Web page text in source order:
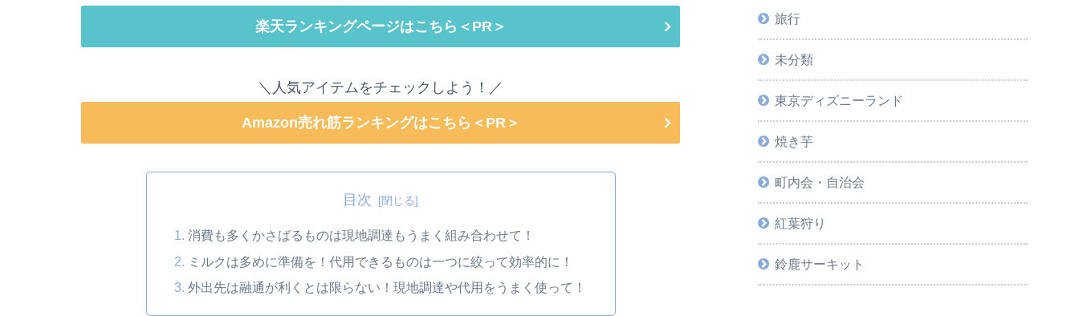
楽天ランキングページはこちら＜PR＞
＼人気アイテムをチェックしよう！／
Amazon売れ筋ランキングはこちら＜PR＞
目次
消費も多くかさばるものは現地調達もうまく組み合わせて！
ミルクは多めに準備を！代用できるものは一つに絞って効率的に！
外出先は融通が利くとは限らない！現地調達や代用をうまく使って！
旅行
未分類
東京ディズニーランド
焼き芋
町内会・自治会
紅葉狩り
鈴鹿サーキット